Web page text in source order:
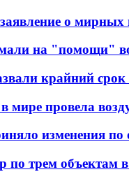
о мирных
на "помощи"
крайний
мире провела
изменения по
по трем